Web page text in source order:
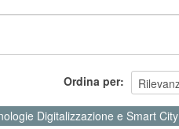
Ordina per
Digitalizzazione e Smart City